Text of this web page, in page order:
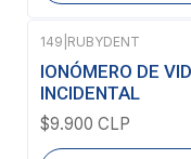
Agotado
149 RUBYDENT
IONÓMERO DE
INCIDENTAL
$9.900 CLP